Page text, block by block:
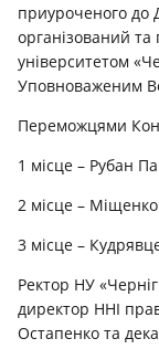
приуроченого до
організований
університетом
Уповноваженим
Переможцями
1 місце – Рубан
2 місце –
3 місце –
Ректор НУ
директор ННІ
Остапенко та